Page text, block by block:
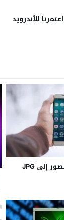
للأندرويد
أفضل برنامج لتحويل الصور إلى JPG